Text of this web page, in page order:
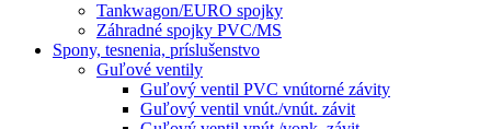
Tankwagon/EURO spojky
Záhradné spojky PVC/MS
Spony, tesnenia, príslušenstvo
Guľové ventily
Guľový ventil PVC vnútorné závity
Guľový ventil vnút./vnút. závit